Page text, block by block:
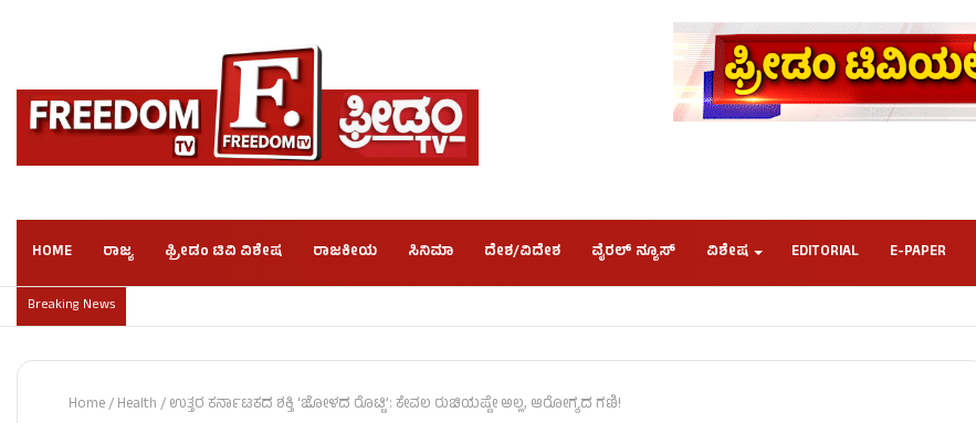
HOME ರಾಜ್ಯ ಫ್ರೀಡಂ ಟಿವಿ ವಿಶೇಷ ರಾಜಕೀಯ ಸಿನಿಮಾ ದೇಶ/ವಿದೇಶ ವೈರಲ್ ನ್ಯೂಸ್ ವಿಶೇಷ EDITORIAL E-PAPER
Breaking News
Home/Health/ಉತ್ತರ ಕರ್ನಾಟಕದ ಶಕ್ತಿ ‘ಜೋಳದ ರೊಟ್ಟಿ’: ಕೇವಲ ರುಚಿಯಷ್ಟೇ ಅಲ್ಲ, ಆರೋಗ್ಯದ ಗಣಿ!